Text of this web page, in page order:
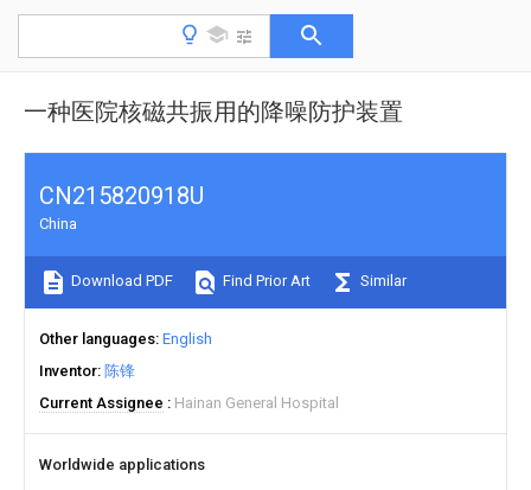
一种医院核磁共振用的降噪防护装置
CN215820918U
China
Download PDF Find Prior Art Similar
Other languages English
Inventor 陈锋
Current Assignee
Hainan General Hospital
Worldwide applications